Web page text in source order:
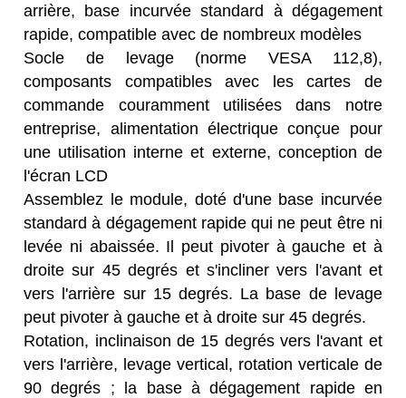
arrière, base incurvée standard à dégagement
rapide, compatible avec de nombreux modèles
Socle de levage (norme VESA 112,8),
composants compatibles avec les cartes de
commande couramment utilisées dans notre
entreprise, alimentation électrique conçue pour
une utilisation interne et externe, conception de
l'écran LCD
Assemblez le module, doté d'une base incurvée
standard à dégagement rapide qui ne peut être ni
levée ni abaissée. Il peut pivoter à gauche et à
droite sur 45 degrés et s'incliner vers l'avant et
vers l'arrière sur 15 degrés. La base de levage
peut pivoter à gauche et à droite sur 45 degrés.
Rotation, inclinaison de 15 degrés vers l'avant et
vers l'arrière, levage vertical, rotation verticale de
90 degrés ; la base à dégagement rapide en